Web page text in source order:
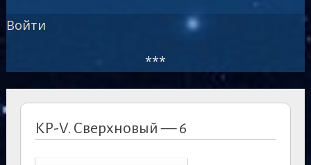
Войти
***
КР-V. Сверхновый — 6